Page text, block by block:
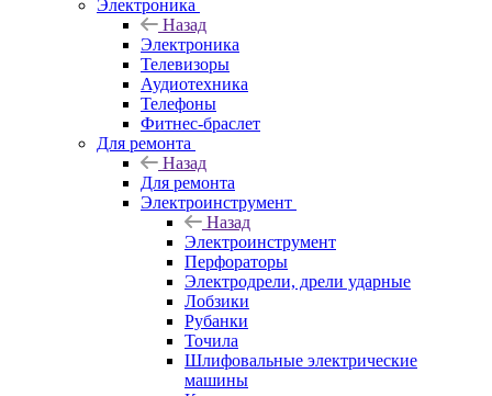
Электроника
Назад
Электроника
Телевизоры
Аудиотехника
Телефоны
Фитнес-браслет
Для ремонта
Назад
Для ремонта
Электроинструмент
Назад
Электроинструмент
Перфораторы
Электродрели, дрели ударные
Лобзики
Рубанки
Точила
Шлифовальные электрические
машины